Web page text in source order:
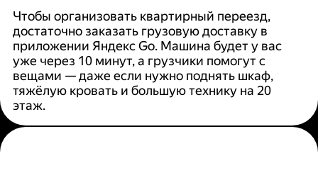
Чтобы организовать квартирный переезд,
достаточно заказать грузовую доставку в
приложении Яндекс Go. Машина будет у вас
уже через 10 минут, а грузчики помогут с
вещами — даже если нужно поднять шкаф,
тяжёлую кровать и большую технику на 20
этаж.